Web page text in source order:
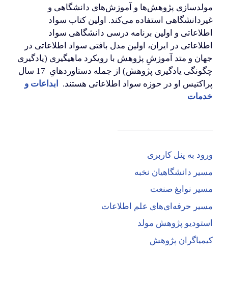
مولدسازی پژوهش‌ها و آموزش‌های دانشگاهی و
غیردانشگاهی استفاده می‌کند. اولین کتاب سواد
اطلاعاتی و اولین برنامه درسی دانشگاهی سواد
اطلاعاتی در ایران، اولین مدل بافتی سواد اطلاعاتی در
جهان و متد آموزشِ پژوهش با رویکرد ماهیگیری (یادگیری
چگونگی یادگیری پژوهش) از جمله دستاوردهایِ 17 سال
پراکتیس او در حوزه سواد اطلاعاتی هستند.
ابداعات و
خدمات
———————————
ورود به پنل کاربری
مسیر دانشگاهیان نخبه
مسیر نوابغ صنعت
مسیر حرفه‌ای‌های علم اطلاعات
استودیو پژوهش مولد
کیمیاگران پژوهش